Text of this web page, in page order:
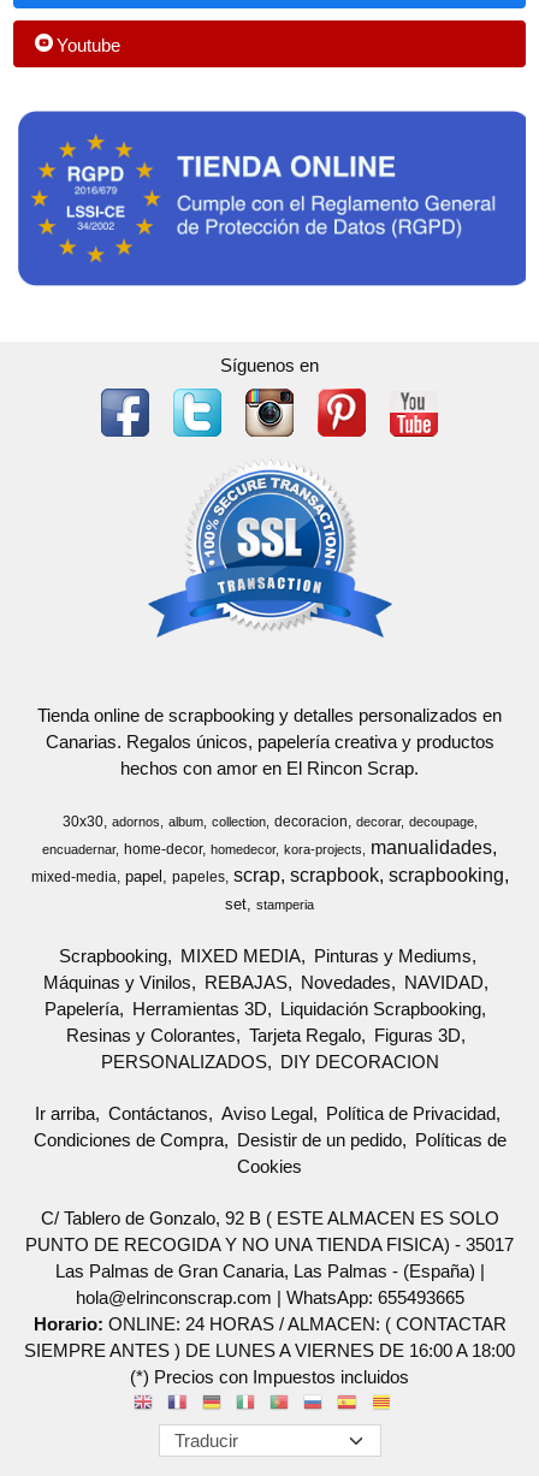
Youtube
Síguenos en
Tienda online de scrapbooking y detalles personalizados en
Canarias. Regalos únicos, papelería creativa y productos
hechos con amor en El Rincon Scrap.
30x30 adornos album collection decoracion decorar
decoupage
encuadernar
home-decor homedecor kora-projects manualidades
mixed-media papel papeles scrap scrapbook scrapbooking
set stamperia
Scrapbooking MIXED MEDIA
Pinturas y Mediums
Máquinas y Vinilos
REBAJAS Novedades
NAVIDAD
Papelería
Herramientas 3D
Liquidación Scrapbooking
Resinas y Colorantes
Tarjeta Regalo
Figuras 3D
PERSONALIZADOS
DIY DECORACION
Ir arriba Contáctanos Aviso Legal
Política de Privacidad
Condiciones de Compra
Desistir de un pedido
Políticas de
Cookies
C/ Tablero de Gonzalo, 92 B ( ESTE ALMACEN ES SOLO
PUNTO DE RECOGIDA Y NO UNA TIENDA FISICA) - 35017
Las Palmas de Gran Canaria, Las Palmas - (España) |
hola@elrinconscrap.com | WhatsApp: 655493665
Horario: ONLINE: 24 HORAS / ALMACEN: ( CONTACTAR
SIEMPRE ANTES ) DE LUNES A VIERNES DE 16:00 A 18:00
(*) Precios con Impuestos incluidos